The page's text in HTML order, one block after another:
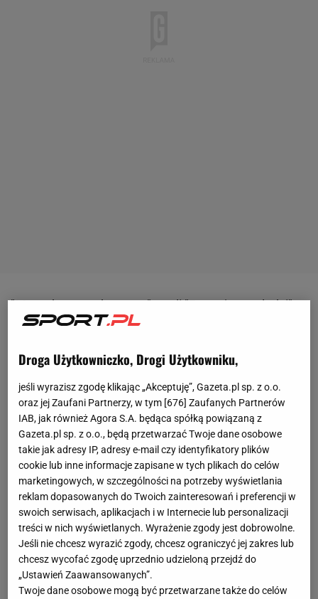
"Meet the superhumans", czyli "Poznaj superludzi" -
tak reklamuje telewizja Channel 4
po igrzyskach zmagań niepełnosprawnych
sportowców.
Reklamówka robi furorę w internecie. W tle słychać
mocny rap w wykonaniu Public Enemy - "Harder
Than You Think" ("Trudniej niż myślisz"). W teledysku
widzimy bohaterów igrzysk - jednorękich i
jednonogich pływaków w basenie, niewidomych
piłkarzy, upośledzonych ruchowo lekkoatletów i
zawodników grających w murderball, czyli rugby na
wózkach. Trenują ciężko, na ich twarzach widać
napięcie, ale też satysfakcję. "Thank you for letting
Droga Użytkowniczko, Drogi Użytkowniku,
jeśli wyrazisz zgodę klikając „Akceptuję”, Gazeta.pl sp. z o.o.
oraz jej Zaufani Partnerzy, w tym [676] Zaufanych Partnerów
IAB, jak również Agora S.A. będąca spółką powiązaną z
Gazeta.pl sp. z o.o., będą przetwarzać Twoje dane osobowe
takie jak adresy IP, adresy e-mail czy identyfikatory plików
cookie lub inne informacje zapisane w tych plikach do celów
marketingowych, w szczególności na potrzeby wyświetlania
reklam dopasowanych do Twoich zainteresowań i preferencji w
swoich serwisach, aplikacjach i w Internecie lub personalizacji
treści w nich wyświetlanych. Wyrażenie zgody jest dobrowolne.
Jeśli nie chcesz wyrazić zgody, chcesz ograniczyć jej zakres lub
chcesz wycofać zgodę uprzednio udzieloną przejdź do
„Ustawień Zaawansowanych”.
Twoje dane osobowe mogą być przetwarzane także do celów